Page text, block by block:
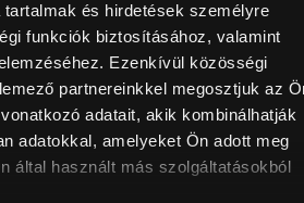
és hirdetések személyre
funkciók biztosításához, valamint
Ezenkívül közösségi
partnereinkkel megosztjuk az
adatait, akik kombinálhatják
adatokkal, amelyeket Ön adott meg
által használt más szolgáltatásokból
amelyekben a kilométerek
önismereti kaland is:
kortárs road movie-
HUF1,200